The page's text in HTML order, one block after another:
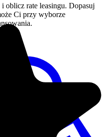
oblicz rate leasingu. Dopasuj
Ci przy wyborze